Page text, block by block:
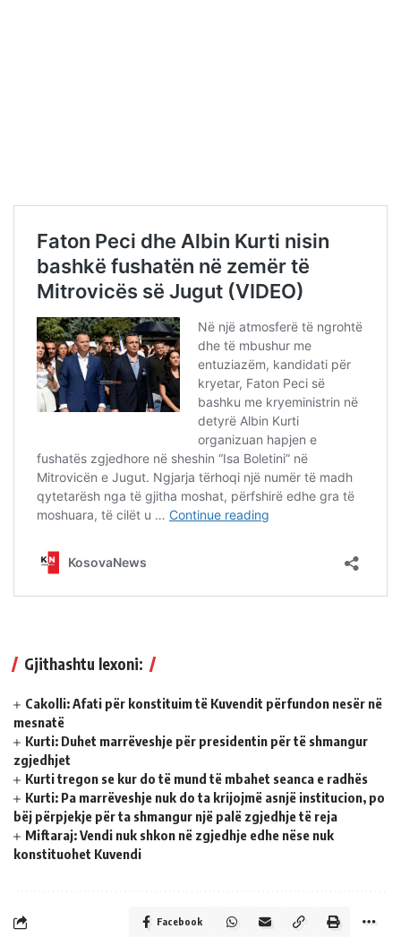
Gjithashtu lexoni:
Cakolli: Afati për konstituim të Kuvendit përfundon nesër në
mesnatë
Kurti: Duhet marrëveshje për presidentin për të shmangur
zgjedhjet
Kurti tregon se kur do të mund të mbahet seanca e radhës
Kurti: Pa marrëveshje nuk do ta krijojmë asnjë institucion, po
bëj përpjekje për ta shmangur një palë zgjedhje të reja
Miftaraj: Vendi nuk shkon në zgjedhje edhe nëse nuk
konstituohet Kuvendi
Facebook